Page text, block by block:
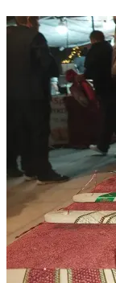
εικόνας